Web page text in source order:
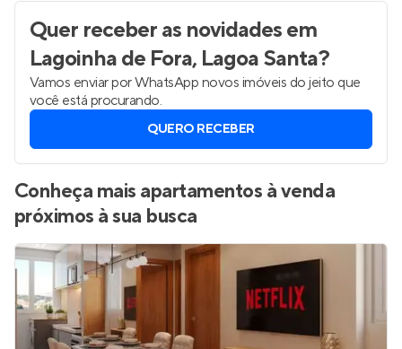
Quer receber as novidadesem
Lagoinha de Fora, Lagoa Santa?
Vamos enviar por WhatsApp novos imóveis do jeito que
você está procurando.
QUERO RECEBER
Conheça mais apartamentos à venda
próximos à sua busca